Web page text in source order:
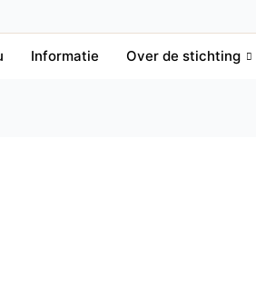
Informatie Over de stichting